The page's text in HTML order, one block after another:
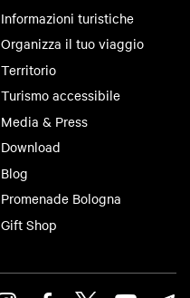
Informazioni turistiche
Organizza il tuo viaggio
Territorio
Turismo accessibile
Media & Press
Download
Blog
Promenade Bologna
Gift Shop